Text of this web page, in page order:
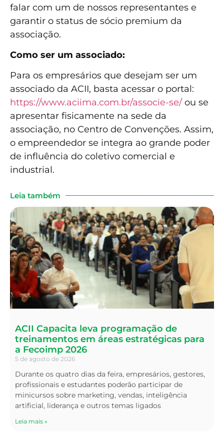
falar com um de nossos representantes e
garantir o status de sócio premium da
associação.
Como ser um associado:
Para os empresários que desejam ser um
associado da ACII, basta acessar o portal:
https://www.aciima.com.br/associe-se/ ou se
apresentar fisicamente na sede da
associação, no Centro de Convenções. Assim,
o empreendedor se integra ao grande poder
de influência do coletivo comercial e
industrial.
Leia também
ACII Capacita leva programação de
treinamentos em áreas estratégicas para
a Fecoimp 2026
5 de agosto de 2026
Durante os quatro dias da feira, empresários, gestores,
profissionais e estudantes poderão participar de
minicursos sobre marketing, vendas, inteligência
artificial, liderança e outros temas ligados
Leia mais »